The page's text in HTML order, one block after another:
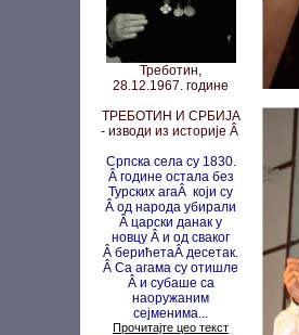
Треботин,
28.12.1967. године
ТРЕБОТИН И СРБИЈА
- изводи из историје Â
Српска села су 1830.
Â године остала без
Турских агаÂ који су
Â од народа убирали
Â царски данак у
новцу Â и од сваког
Â берићетаÂ десетак.
Â Са агама су отишле
Â и субаше са
наоружаним
сејменима...
Прочитајте цео текст